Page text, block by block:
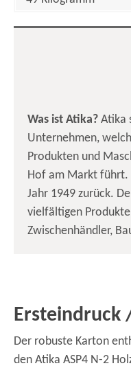
Was ist Atika? Atika
Unternehmen,
Produkten und
Hof am Markt führt.
Jahr 1949 zurück.
vielfältigen
Zwischenhändler,
Ersteindruck
Der robuste Karton
den Atika ASP4 N-2